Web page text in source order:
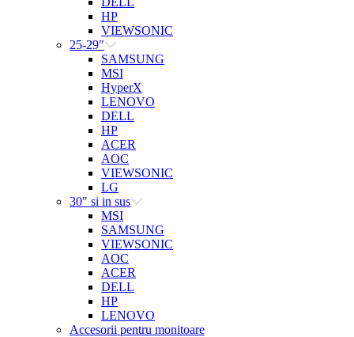
HP
VIEWSONIC
25-29"
SAMSUNG
MSI
HyperX
LENOVO
DELL
HP
ACER
AOC
VIEWSONIC
LG
30" si in sus
MSI
SAMSUNG
VIEWSONIC
AOC
ACER
DELL
HP
LENOVO
Accesorii pentru monitoare